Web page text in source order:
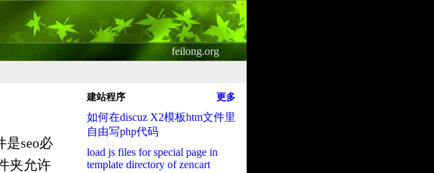
feilong.org
是seo必
夹允许
建站程序 更多
如何在discuz X2模板htm文件里
自由写php代码
load js files for special page in
template directory of zencart